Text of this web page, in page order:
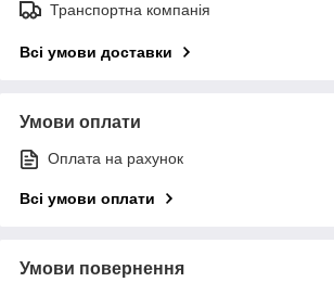
Транспортна компанія
Всі умови доставки
Умови оплати
Оплата на рахунок
Всі умови оплати
Умови повернення